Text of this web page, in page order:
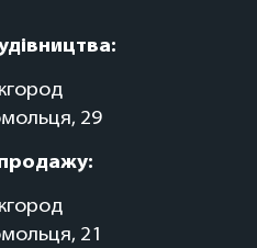
29
продажу:
21